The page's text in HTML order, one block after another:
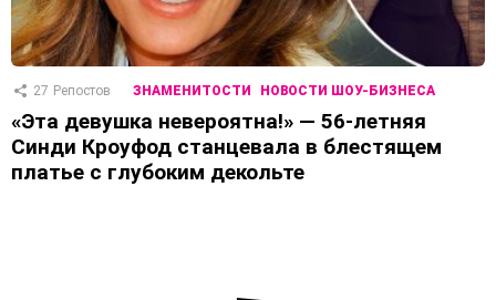
27 Репостов ЗНАМЕНИТОСТИ НОВОСТИ ШОУ-БИЗНЕСА
«Эта девушка невероятна!» — 56-летняя
Синди Кроуфод станцевала в блестящем
платье с глубоким декольте